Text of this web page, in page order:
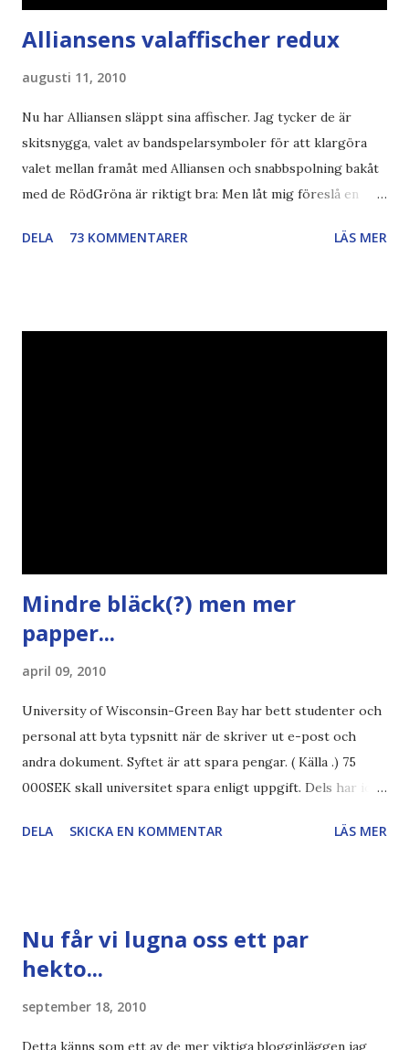
Alliansens valaffischer redux
augusti 11, 2010
Nu har Alliansen släppt sina affischer. Jag tycker de är
skitsnygga, valet av bandspelarsymboler för att klargöra
valet mellan framåt med Alliansen och snabbspolning bakåt
med de RödGröna är riktigt bra: Men låt mig föreslå en
Piratpartiet FRA-lagen Kultur Upphovsrätten //Zac,
DELA 73 KOMMENTARER LÄS MER
Mindre bläck(?) men mer
papper...
april 09, 2010
University of Wisconsin-Green Bay har bett studenter och
personal att byta typsnitt när de skriver ut e-post och
andra dokument. Syftet är att spara pengar. ( Källa .) 75
000SEK skall universitet spara enligt uppgift. Dels har iofs
"bläck". Dels så undrar jag om de 30% besparingar -
min bloggläsarundersökning Läs även andra bloggares
åsikter om Century Gothic , besparingar , Ecofont ,
DN , Ex
DELA SKICKA EN KOMMENTAR LÄS MER
Nu får vi lugna oss ett par
hekto...
september 18, 2010
Detta känns som ett av de mer viktiga blogginläggen jag